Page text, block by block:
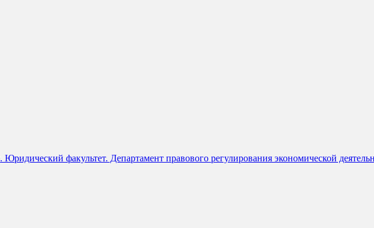
факультет. Департамент правового регулирования экономической